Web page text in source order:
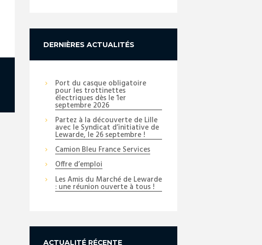
DERNIÈRES ACTUALITÉS
Port du casque obligatoire
pour les trottinettes
électriques dès le 1er
septembre 2026
Partez à la découverte de Lille
avec le Syndicat d’initiative de
Lewarde, le 26 septembre !
Camion Bleu France Services
Offre d’emploi
Les Amis du Marché de Lewarde
: une réunion ouverte à tous !
ACTUALITÉ RÉCENTE